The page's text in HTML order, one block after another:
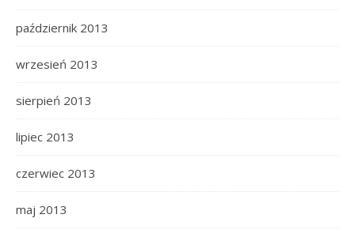
październik 2013
wrzesień 2013
sierpień 2013
lipiec 2013
czerwiec 2013
maj 2013